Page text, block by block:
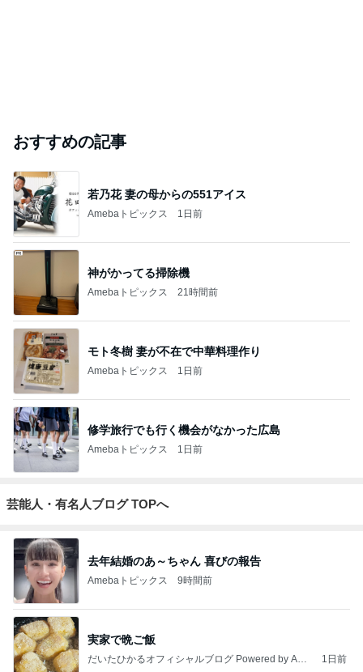
おすすめの記事
若乃花 妻の母からの551アイス
Amebaトピックス 1日前
神がかってる掃除機
Amebaトピックス 21時間前
モト冬樹 妻が不在で中華料理作り
Amebaトピックス 1日前
修学旅行でも行く機会がなかった広島
Amebaトピックス 1日前
芸能人・有名人ブログ TOPへ
去年結婚のあ～ちゃん 喜びの報告
Amebaトピックス 9時間前
実家で晩ご飯
だいたひかるオフィシャルブログ Powered by Ame
1日前